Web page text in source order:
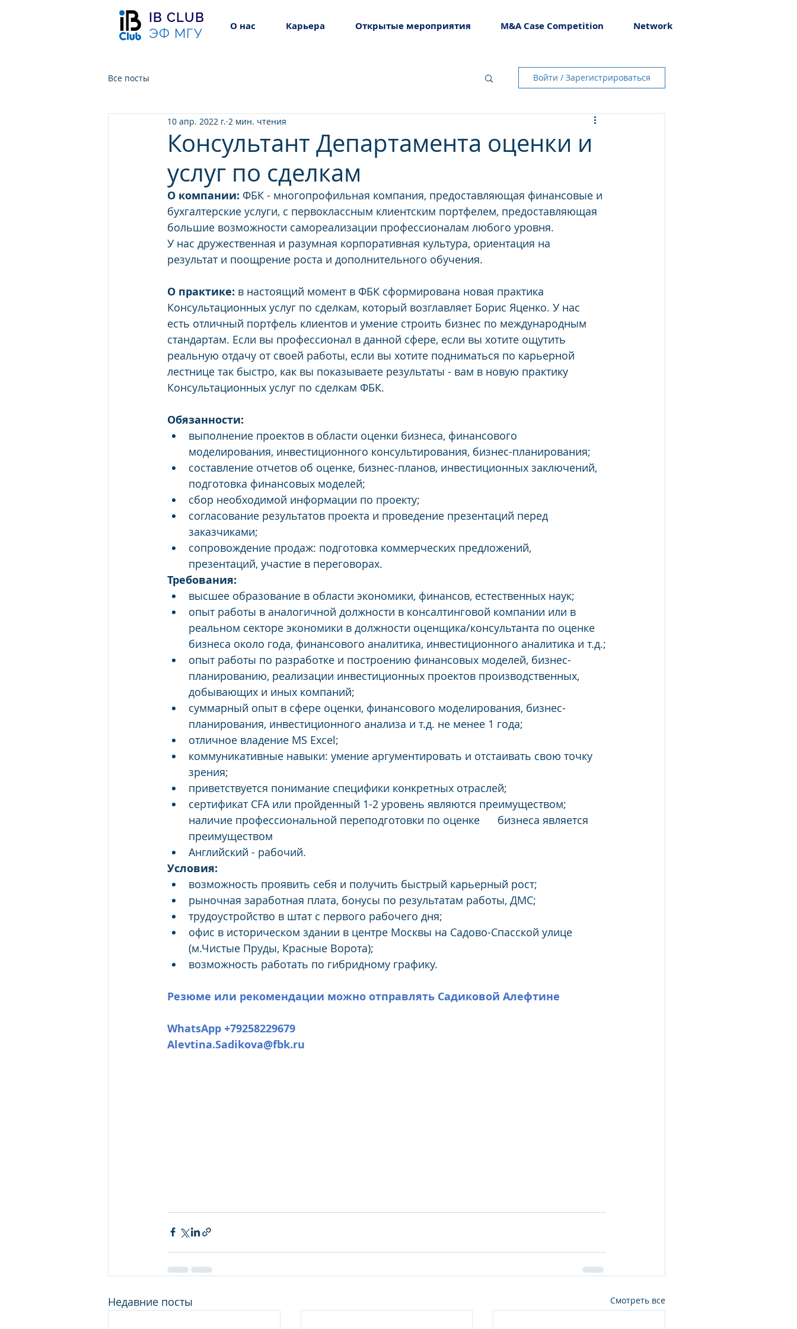
IB CLUB
ЭФ МГУ
О нас Карьера Открытые мероприятия M&A Case Competition Network
Все посты Войти / Зарегистрироваться
Консультант Департамента оценки и
услуг по сделкам
10 апр. 2022 г. 2 мин. чтения
О компании: ФБК - многопрофильная компания, предоставляющая финансовые и
бухгалтерские услуги, с первоклассным клиентским портфелем, предоставляющая
большие возможности самореализации профессионалам любого уровня.
У нас дружественная и разумная корпоративная культура, ориентация на
результат и поощрение роста и дополнительного обучения.
О практике: в настоящий момент в ФБК cформирована новая практика
Консультационных услуг по сделкам, который возглавляет Борис Яценко. У нас
есть отличный портфель клиентов и умение строить бизнес по международным
стандартам. Если вы профессионал в данной сфере, если вы хотите ощутить
реальную отдачу от своей работы, если вы хотите подниматься по карьерной
лестнице так быстро, как вы показываете результаты - вам в новую практику
Консультационных услуг по сделкам ФБК.
Обязанности:
выполнение проектов в области оценки бизнеса, финансового
моделирования, инвестиционного консультирования, бизнес-планирования;
составление отчетов об оценке, бизнес-планов, инвестиционных заключений,
подготовка финансовых моделей;
сбор необходимой информации по проекту;
согласование результатов проекта и проведение презентаций перед
заказчиками;
сопровождение продаж: подготовка коммерческих предложений,
презентаций, участие в переговорах.
Требования:
высшее образование в области экономики, финансов, естественных наук;
опыт работы в аналогичной должности в консалтинговой компании или в
реальном секторе экономики в должности оценщика/консультанта по оценке
бизнеса около года, финансового аналитика, инвестиционного аналитика и т.д.;
опыт работы по разработке и построению финансовых моделей, бизнес-
планированию, реализации инвестиционных проектов производственных,
добывающих и иных компаний;
суммарный опыт в сфере оценки, финансового моделирования, бизнес-
планирования, инвестиционного анализа и т.д. не менее 1 года;
отличное владение MS Excel;
коммуникативные навыки: умение аргументировать и отстаивать свою точку
зрения;
приветствуется понимание специфики конкретных отраслей;
сертификат CFA или пройденный 1-2 уровень являются преимуществом;
наличие профессиональной переподготовки по оценке      бизнеса является
преимуществом
Английский - рабочий.
Условия:
возможность проявить себя и получить быстрый карьерный рост;
рыночная заработная плата, бонусы по результатам работы, ДМС;
трудоустройство в штат с первого рабочего дня;
офис в историческом здании в центре Москвы на Садово-Спасской улице
(м.Чистые Пруды, Красные Ворота);
возможность работать по гибридному графику.
Резюме или рекомендации можно отправлять Садиковой Алефтине
WhatsApp +79258229679
Alevtina.Sadikova@fbk.ru
Недавние посты Смотреть все